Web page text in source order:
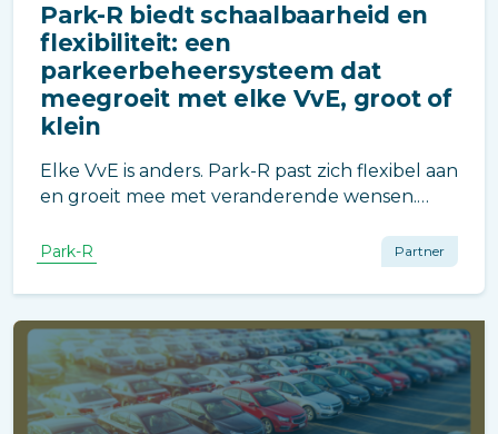
Park-R biedt schaalbaarheid en
flexibiliteit: een
parkeerbeheersysteem dat
meegroeit met elke VvE, groot of
klein
Elke VvE is anders. Park-R past zich flexibel aan
en groeit mee met veranderende wensen.
functies, zonder het systeem opnieuw te
Park-R Partner